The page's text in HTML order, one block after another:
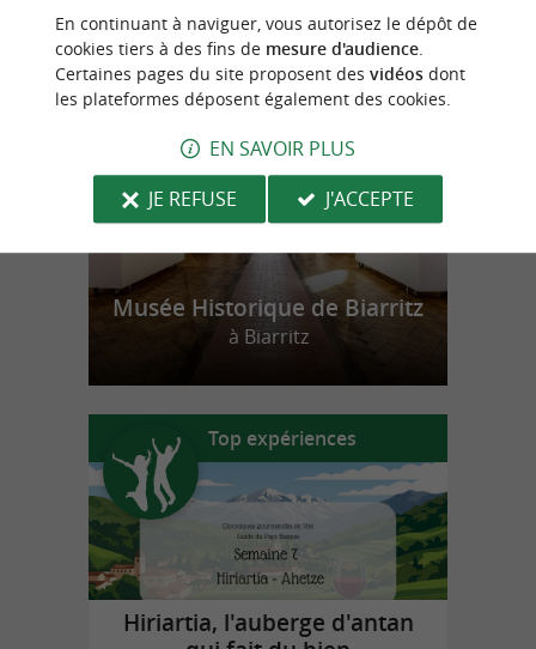
n
o
t
r
e
c
o
u
p
d
e
c
o
e
u
r
Musée Historique de Biarritz
à Biarritz
Top expériences
Hiriartia, l'auberge d'antan
En continuant à naviguer, vous autorisez le dépôt de
cookies tiers à des fins de mesure d'audience.
Certaines pages du site proposent des vidéosdont
les plateformes déposent également des cookies.
EN SAVOIR PLUS
JE REFUSE
J'ACCEPTE